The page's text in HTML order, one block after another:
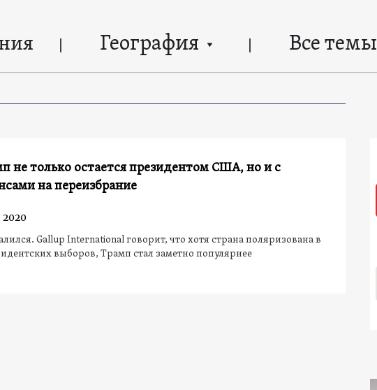
География Все темы
не только остается президентом США, но и с
на переизбрание
Gallup International говорит, что хотя страна поляризована в
выборов, Трамп стал заметно популярнее